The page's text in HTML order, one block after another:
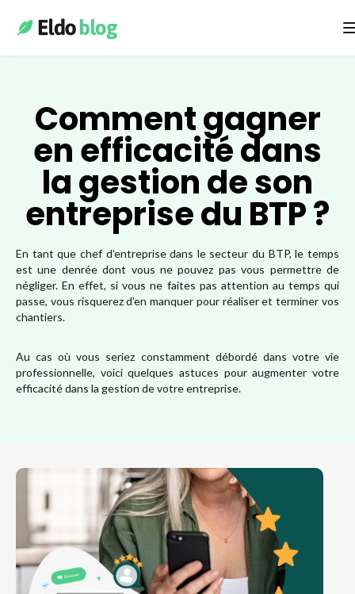
Développer son CA
Actualités
Gestion des leads
Recrutement
Stratégie digitale
Développer son réseau
Comment gagner
en efficacité dans
la gestion de son
entreprise du BTP ?
En tant que chef d’entreprise dans le secteur du BTP, le temps
est une denrée dont vous ne pouvez pas vous permettre de
négliger. En effet, si vous ne faites pas attention au temps qui
passe, vous risquerez d’en manquer pour réaliser et terminer vos
chantiers.
Au cas où vous seriez constamment débordé dans votre vie
professionnelle, voici quelques astuces pour augmenter votre
efficacité dans la gestion de votre entreprise.